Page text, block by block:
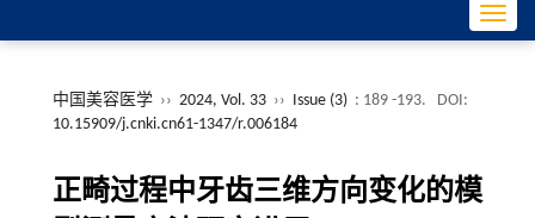
中国美容医学 ›› 2024, Vol. 33 ›› Issue (3) : 189 -193.
DOI:
10.15909/j.cnki.cn61-1347/r.006184
正畸过程中牙齿三维方向变化的模